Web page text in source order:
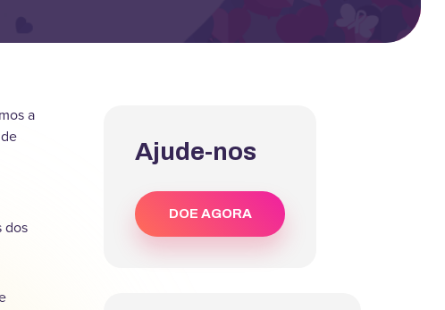
a
dos
Ajude-nos
DOE AGORA